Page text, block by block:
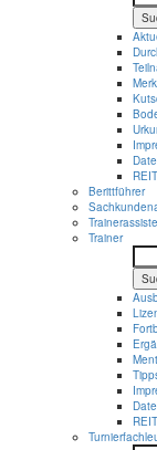
Berittführer
Trainer